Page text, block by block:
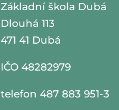
Základní škola Dubá
Dlouhá 113
471 41 Dubá
IČO 48282979
telefon 487 883 951-3